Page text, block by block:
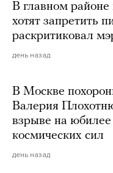
В главном
хотят запретить
раскритиковал
день назад
В Москве
Валерия
взрыве на
космических сил
день назад